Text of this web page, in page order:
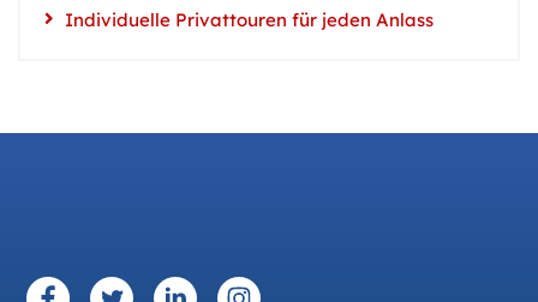
Individuelle Privattouren für jeden Anlass